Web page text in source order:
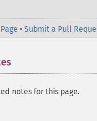
• Submit a Pull
notes for this page.